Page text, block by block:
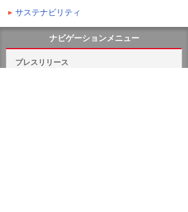
サステナビリティ
ナビゲーションメニュー
プレスリリース